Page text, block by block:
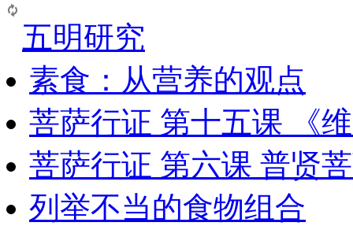
五明研究
素食：从营养的观点
菩萨行证 第十五课 《
菩萨行证 第六课 普贤
列举不当的食物组合